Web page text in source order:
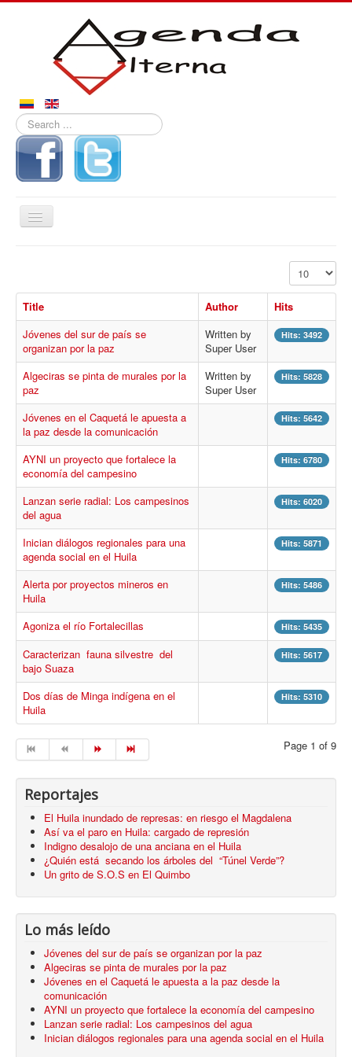
Search
...
Toggle
Navigation
Derechos
Reportajes
Procesos
Cultura
Región
Multimedia
La Agenda
Display #
Title Author
Hits
Jóvenes del sur de país se
organizan por la paz
Written by
Super User
Hits: 3492
Algeciras se pinta de murales por la
paz
Written by
Super User
Hits: 5828
Jóvenes en el Caquetá le apuesta a
la paz desde la comunicación
Hits: 5642
AYNI un proyecto que fortalece la
economía del campesino
Hits: 6780
Lanzan serie radial: Los campesinos
del agua
Hits: 6020
Inician diálogos regionales para una
agenda social en el Huila
Hits: 5871
Alerta por proyectos mineros en
Huila
Hits: 5486
Agoniza el río Fortalecillas Hits: 5435
Caracterizan fauna silvestre del
bajo Suaza
Hits: 5617
Dos días de Minga indígena en el
Huila
Hits: 5310
Page 1 of 9
Reportajes
El Huila inundado de represas: en riesgo el Magdalena
Así va el paro en Huila: cargado de represión
Indigno desalojo de una anciana en el Huila
¿Quién está secando los árboles del “Túnel Verde”?
Un grito de S.O.S en El Quimbo
Lo más leído
Jóvenes del sur de país se organizan por la paz
Algeciras se pinta de murales por la paz
Jóvenes en el Caquetá le apuesta a la paz desde la
comunicación
AYNI un proyecto que fortalece la economía del campesino
Lanzan serie radial: Los campesinos del agua
Inician diálogos regionales para una agenda social en el Huila